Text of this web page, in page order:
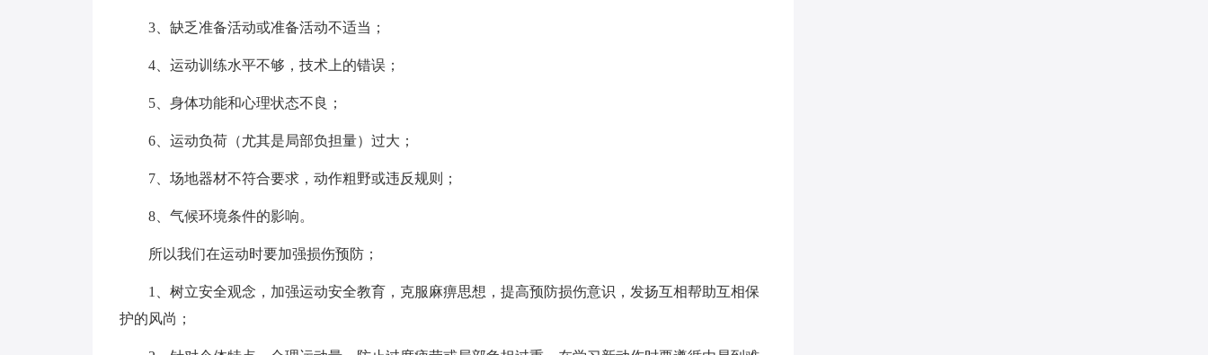
3、缺乏准备活动或准备活动不适当；
4、运动训练水平不够，技术上的错误；
5、身体功能和心理状态不良；
6、运动负荷（尤其是局部负担量）过大；
7、场地器材不符合要求，动作粗野或违反规则；
8、气候环境条件的影响。
所以我们在运动时要加强损伤预防；
1、树立安全观念，加强运动安全教育，克服麻痹思想，提高预防损伤意识，发扬互相帮助互相保
护的风尚；